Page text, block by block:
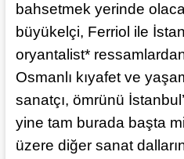
bahsetmek yerinde
büyükelçi, Ferriol ile
oryantalist*
Osmanlı kıyafet ve
sanatçı, ömrünü
yine tam burada başta
üzere diğer sanat